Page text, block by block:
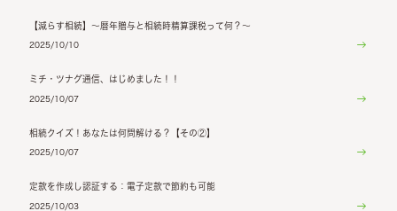
【減らす相続】～暦年贈与と相続時精算課税って何？～
2025/10/10
ミチ・ツナグ通信、はじめました！！
2025/10/07
相続クイズ！あなたは何問解ける？【その②】
2025/10/07
定款を作成し認証する：電子定款で節約も可能
2025/10/03